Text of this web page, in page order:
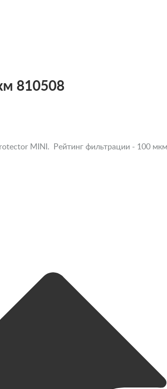
810508
MINI. Рейтинг фильтрации - 100